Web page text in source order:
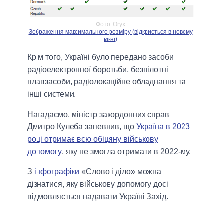
Фото: Oryx
Зображення максимального розміру (відкриється в новому
вікні)
Крім того, Україні було передано засоби
радіоелектронної боротьби, безпілотні
плавзасоби, радіолокаційне обладнання та
інші системи.
Нагадаємо, міністр закордонних справ
Дмитро Кулеба запевнив, що Україна в 2023
році отримає всю обіцяну військову
допомогу, яку не змогла отримати в 2022-му.
З інфографіки «Слово і діло» можна
дізнатися, яку військову допомогу досі
відмовляється надавати Україні Захід.